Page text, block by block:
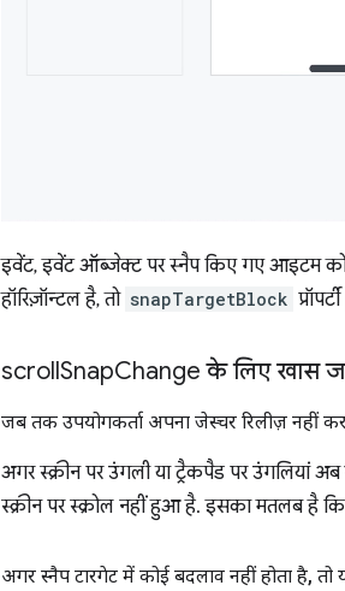
इवेंट, इवेंट ऑब्जेक्ट पर स्नैप किए गए आइटम
हॉरिज़ॉन्टल है, तो snapTargetBlock प्रॉपर्टी
scrollSnapChange के लिए खास
जब तक उपयोगकर्ता अपना जेस्चर रिलीज़ नहीं
अगर स्क्रीन पर उंगली या ट्रैकपैड पर उंगलियां
स्क्रीन पर स्क्रोल नहीं हुआ है. इसका मतलब है
अगर स्नैप टारगेट में कोई बदलाव नहीं होता है, तो